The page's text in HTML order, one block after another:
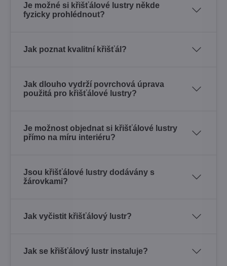
Je možné si křišťálové lustry někde
fyzicky prohlédnout?
Jak poznat kvalitní křišťál?
Jak dlouho vydrží povrchová úprava
použitá pro křišťálové lustry?
Je možnost objednat si křišťálové lustry
přímo na míru interiéru?
Jsou křišťálové lustry dodávány s
žárovkami?
Jak vyčistit křišťálový lustr?
Jak se křišťálový lustr instaluje?